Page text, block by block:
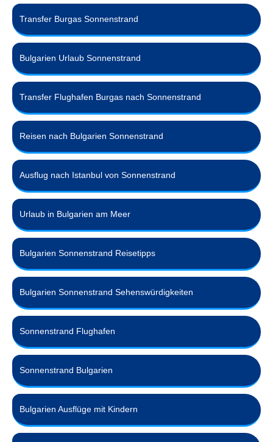
Transfer Burgas Sonnenstrand
Bulgarien Urlaub Sonnenstrand
Transfer Flughafen Burgas nach Sonnenstrand
Reisen nach Bulgarien Sonnenstrand
Ausflug nach Istanbul von Sonnenstrand
Urlaub in Bulgarien am Meer
Bulgarien Sonnenstrand Reisetipps
Bulgarien Sonnenstrand Sehenswürdigkeiten
Sonnenstrand Flughafen
Sonnenstrand Bulgarien
Bulgarien Ausflüge mit Kindern